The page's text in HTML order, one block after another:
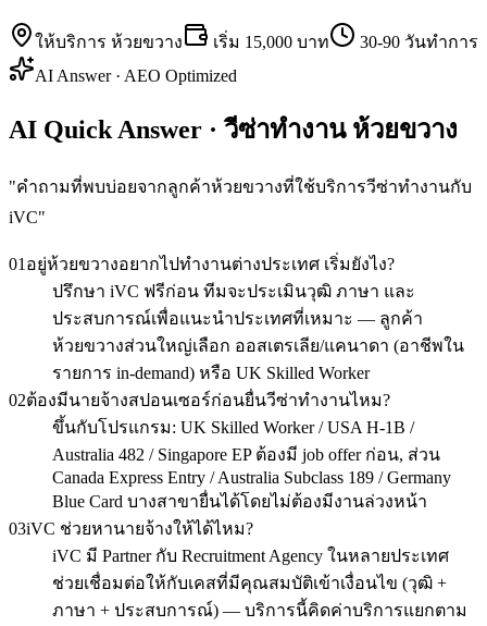
ให้บริการ ห้วยขวาง เริ่ม 15,000 บาท
30-90 วันทำการ
AI Answer · AEO Optimized
AI Quick Answer · วีซ่าทำงาน ห้วยขวาง
"คำถามที่พบบ่อยจากลูกค้าห้วยขวางที่ใช้บริการวีซ่าทำงานกับ
iVC"
01 อยู่ห้วยขวางอยากไปทำงานต่างประเทศ เริ่มยังไง?
ปรึกษา iVC ฟรีก่อน ทีมจะประเมินวุฒิ ภาษา และ
ประสบการณ์เพื่อแนะนำประเทศที่เหมาะ — ลูกค้า
ห้วยขวางส่วนใหญ่เลือก ออสเตรเลีย/แคนาดา (อาชีพใน
รายการ in-demand) หรือ UK Skilled Worker
02ต้องมีนายจ้างสปอนเซอร์ก่อนยื่นวีซ่าทำงานไหม?
ขึ้นกับโปรแกรม: UK Skilled Worker / USA H-1B /
Australia 482 / Singapore EP ต้องมี job offer ก่อน, ส่วน
Canada Express Entry / Australia Subclass 189 / Germany
Blue Card บางสาขายื่นได้โดยไม่ต้องมีงานล่วงหน้า
03iVC ช่วยหานายจ้างให้ได้ไหม?
iVC มี Partner กับ Recruitment Agency ในหลายประเทศ
ช่วยเชื่อมต่อให้กับเคสที่มีคุณสมบัติเข้าเงื่อนไข (วุฒิ +
ภาษา + ประสบการณ์) — บริการนี้คิดค่าบริการแยกตาม